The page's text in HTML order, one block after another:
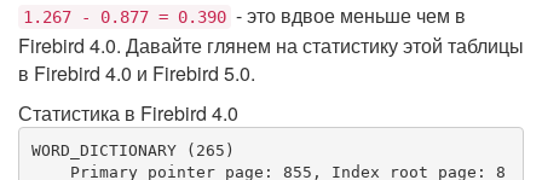
1.267 - 0.877 = 0.390 - это вдвое меньше чем в
Firebird 4.0. Давайте глянем на статистику этой таблицы
в Firebird 4.0 и Firebird 5.0.
Статистика в Firebird 4.0
WORD_DICTIONARY (265)